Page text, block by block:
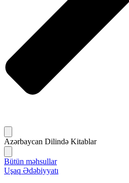
Azərbaycan Dilində Kitablar
Bütün məhsullar
Uşaq Ədəbiyyatı